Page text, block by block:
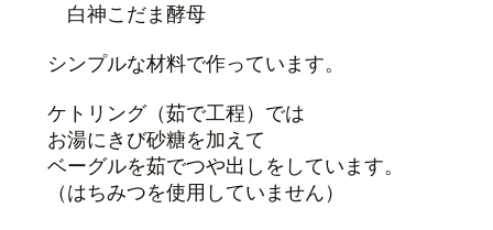
白神こだま酵母
シンプルな材料で作っています。
ケトリング（茹で工程）では
お湯にきび砂糖を加えて
ベーグルを茹でつや出しをしています。
（はちみつを使用していません）